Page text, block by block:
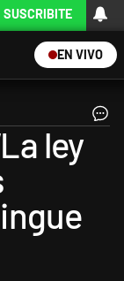
SUSCRIBITE
EN VIVO
ley